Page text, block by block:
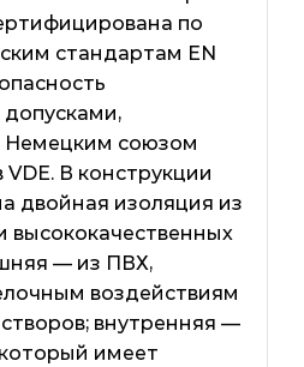
по
стандартам EN
Немецким союзом
В конструкции
двойная изоляция из
высококачественных
— из ПВХ,
воздействиям
внутренняя —
имеет